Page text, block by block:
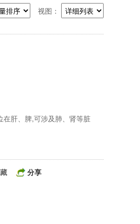
视图：
肝、脾,可涉及肺、肾等脏
分享